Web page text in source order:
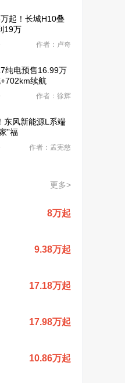
起！长城H10叠
19万
作者：卢奇
纯电预售16.99万
续航
作者：徐辉
东风新能源L系端
”福
作者：孟宪慈
更多>
8万起
9.38万起
17.18万起
17.98万起
10.86万起